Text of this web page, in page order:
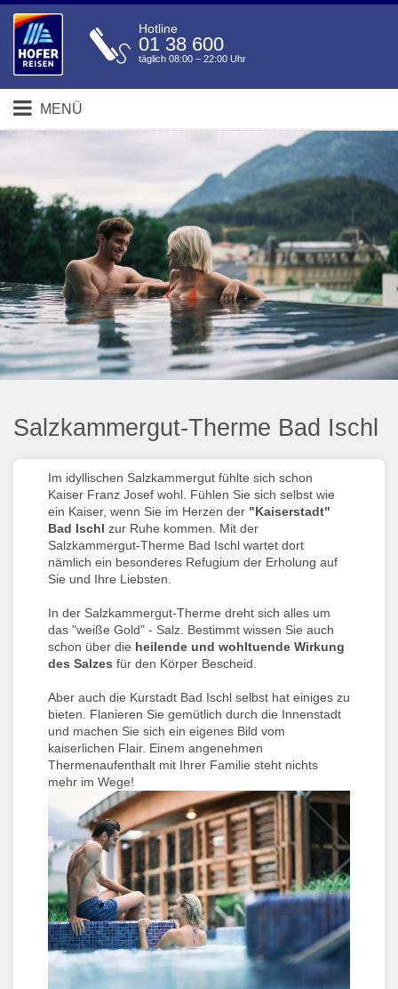
Hotline
01 38 600
täglich 08:00 – 22:00 Uhr
MENÜ
Salzkammergut-Therme Bad Ischl
Im idyllischen Salzkammergut fühlte sich schon
Kaiser Franz Josef wohl. Fühlen Sie sich selbst wie
ein Kaiser, wenn Sie im Herzen der "Kaiserstadt"
Bad Ischl zur Ruhe kommen. Mit der
Salzkammergut-Therme Bad Ischl wartet dort
nämlich ein besonderes Refugium der Erholung auf
Sie und Ihre Liebsten.
In der Salzkammergut-Therme dreht sich alles um
das "weiße Gold" - Salz. Bestimmt wissen Sie auch
schon über die heilende und wohltuende Wirkung
des Salzes für den Körper Bescheid.
Aber auch die Kurstadt Bad Ischl selbst hat einiges zu
bieten. Flanieren Sie gemütlich durch die Innenstadt
und machen Sie sich ein eigenes Bild vom
kaiserlichen Flair. Einem angenehmen
Thermenaufenthalt mit Ihrer Familie steht nichts
mehr im Wege!